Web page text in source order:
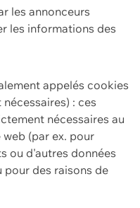
les annonceurs
les informations des
appelés cookies
: ces
nécessaires au
(par ex. pour
ou d'autres données
des raisons de